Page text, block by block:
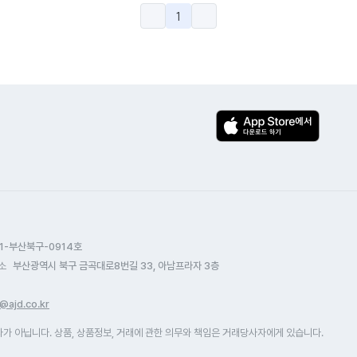
1
부산북구-0914호
부산광역시 북구 금곡대로8번길 33, 아남프라자 3층
아닙니다. 상품, 상품정보, 거래에 관한 의무와 책임은 거래당사자에게 있습니다.